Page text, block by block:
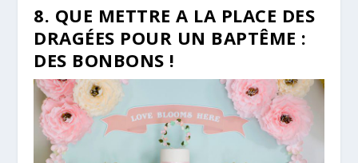
8. QUE METTRE A LA PLACE DES
DRAGÉES POUR UN BAPTÊME :
DES BONBONS !